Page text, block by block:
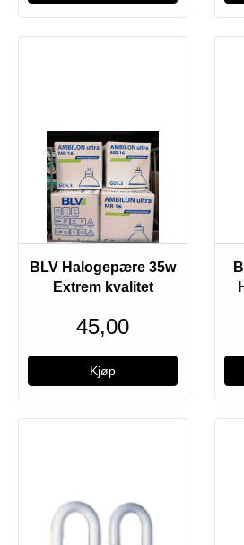
BLV Halogepære 35w
Extrem kvalitet
45,00